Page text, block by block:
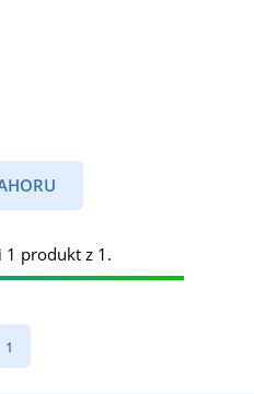
1 produkt z 1.
1